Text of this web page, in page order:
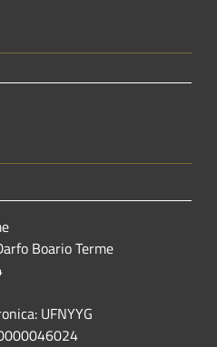
Boario Terme
UFNYYG